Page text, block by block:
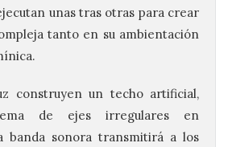
unas tras otras para crear
tanto en su ambientación
construyen un techo artificial,
de ejes irregulares en
banda sonora transmitirá a los